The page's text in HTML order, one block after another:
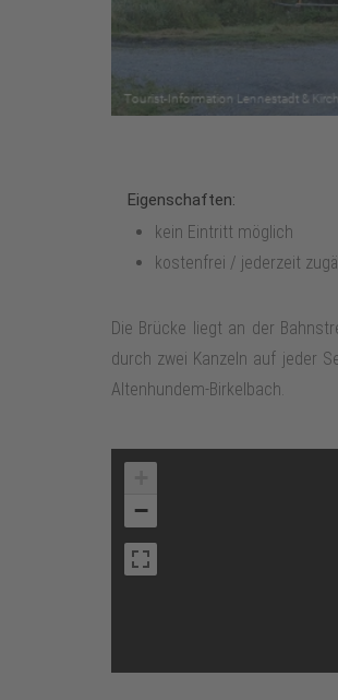
Eigenschaften:
kein Eintritt möglich
kostenfrei / jederzeit
Die Brücke liegt an der
durch zwei Kanzeln auf jeder
Altenhundem-Birkelbach.
−